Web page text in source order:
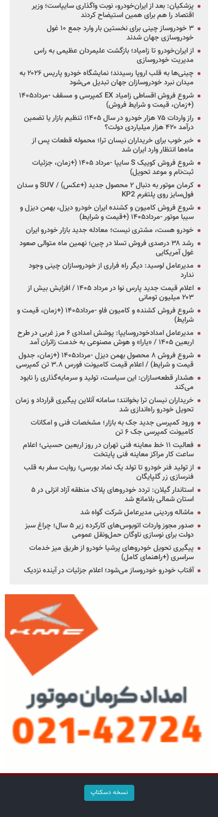
پزشکیان: بعد از ایران‌خودرو، نوبت واگذاری سایپاست؛ وزیر
اقتصاد را هم برای همین استیضاح کردند
۳ خودروساز چینی برای نخستین بار وارد جمع ۱۰ غول
خودروسازی جهان شدند
از ایران‌خودرو تا زامیاد؛ بازگشت علیمردان عظیمی به راس
مدیریت خودروسازی
چینی‌ها به قلب اروپا رسیدند؛ نمایشگاه خودرو پاریس ۲۰۲۶ به
میدان نبرد خودروسازان جهان تبدیل می‌شود
شروع فروش اقساطی زامیاد EX کمپرسی و مسقف -مرداد۱۴۰۵
(+زمان، قیمت و شرایط فروش)
راز واردات ۷۵ هزار خودرو در سال ۱۴۰۵؛ تنظیم بازار یا تضمین
درآمد ۴۲۰ هزار میلیاردی دولت؟
خبر خوب برای خریداران نیسان ترا؛ محموله قطعات پس از
ماه‌ها انتظار وارد ایران شد
شروع فروش کوییک S سایپا -مرداد ۱۴۰۵ (+زمان، جزئیات
ثبت‌نام و موعد تحویل)
کرمان موتور به دنبال ۲ محصول جدید (+عکس) / SUV و سدان
فول‌سایز روی پلتفرم KP2
شروع فروش کامیون و کشنده ایران خودرو دیزل، بهمن دیزل و
سیبا موتور -مرداد۱۴۰۵ (+قیمت و شرایط)
خودرو هست، مشتری نیست؛ معادله جدید بازار خودرو ایران
رشد ۳۸ درصدی فروش تسلا در چین؛ نهمین ماه متوالی صعود
غول آمریکایی
مدیرعامل لوسید: دیگر راه فراری از خودروسازان چینی وجود
ندارد
اعلام قیمت جدید پارس نوا در مرداد ۱۴۰۵ / افزایش بیش از
۲۰۳ میلیون تومانی
شروع فروش کشنده و کامیون فاو -مرداد۱۴۰۵ (+زمان، قیمت و
شرایط)
مدیرعامل امدادخودروسایپا: پوشش امدادی ۶ مرز غربی در طرح
اربعین ۱۴۰۵ / «یارا» و هوش مصنوعی به خدمت زائران آمد
شروع فروش ۸ محصول بهمن دیزل -مرداد۱۴۰۵ (+زمان، جدول
قیمت و شرایط) / اعلام قیمت کامیونت فورس ۳.۸ تن کمپرسی
هشدار قطعه‌سازان: این سیاست، تولید و سرمایه‌گذاری را نابود
می‌کند
خریداران نیسان ترا بخوانند؛ سامانه آنلاین پیگیری قرارداد و زمان
تحویل خودرو راه‌اندازی شد
ورود کمپرسی جدید جک به بازار؛ مشخصات فنی و امکانات
کامیونت کمپرسی جک ۶ تن
فعالیت ۱۱ خط معاینه فنی تهران در روز اربعین حسینی؛ اعلام
ساعت کار مراکز معاینه فنی پایتخت
از تولید فنر خودرو تا تولد یک نماد بورسی؛ روایت سفر به قلب
فنرسازی زر گلپایگان
استاندار گیلان: تردد خودروهای پلاک منطقه آزاد انزلی در ۵
استان شمالی بلامانع شد
ماشاله وردینی مدیرعامل شرکت گواه شد
صدور مجوز واردات اتوبوس‌های کارکرده زیر ۵ سال؛ چراغ سبز
دولت برای نوسازی ناوگان حمل‌ونقل عمومی
پیگیری تحویل خودروهای پرشیا خودرو از طریق میز خدمات
سراسری (+راهنمای کامل)
آفتاب خودرو خودروساز می‌شود؛ اعلام جزئیات در آینده نزدیک
نسخه دسکتاپ